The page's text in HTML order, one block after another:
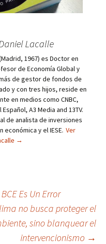
Lacalle
1967) es Doctor en
de Economía Global y
de gestor de fondos de
y con tres hijos, reside en
en medios como CNBC,
A3 Media and 13TV.
de analista de inversiones
económica y el IESE. Ver
→
Es Un Error
no busca proteger el
sino blanquear el
intervencionismo →